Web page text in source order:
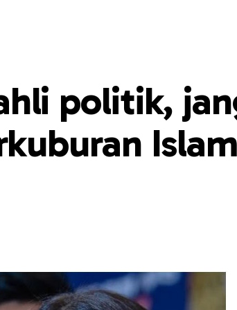
politik,
Islam